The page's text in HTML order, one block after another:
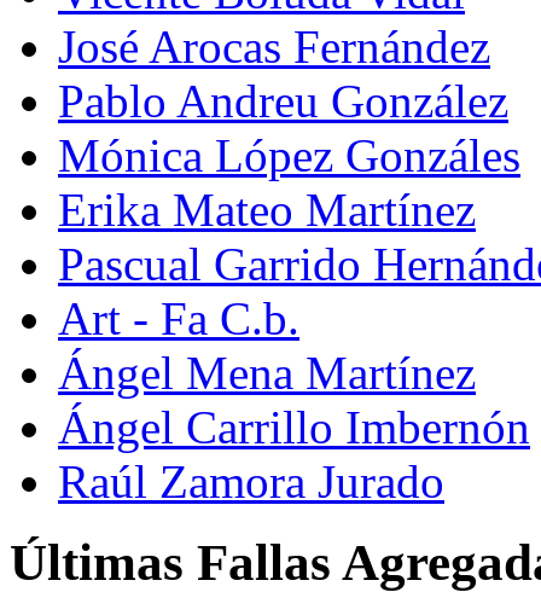
José Arocas Fernández
Pablo Andreu González
Mónica López Gonzáles
Erika Mateo Martínez
Pascual Garrido
Art - Fa C.b.
Ángel Mena Martínez
Ángel Carrillo Imbernón
Raúl Zamora Jurado
Últimas Fallas